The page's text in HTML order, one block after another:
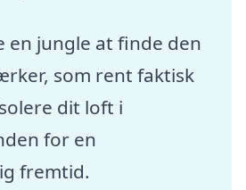
en jungle at finde den
som rent faktisk
dit loft i
for en
fremtid.